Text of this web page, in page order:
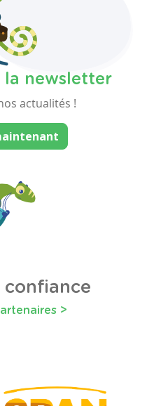
la newsletter
actualités !
confiance
>